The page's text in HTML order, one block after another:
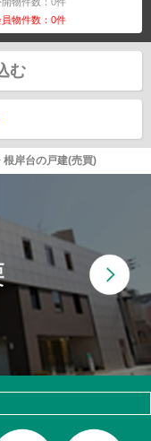
員物件数：0件
む
根岸台の戸建(売買)